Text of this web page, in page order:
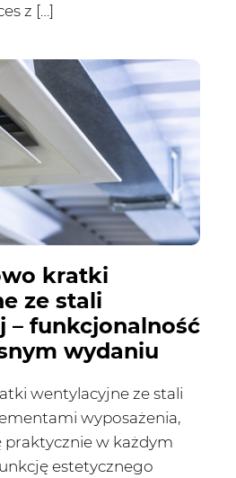
z […]
kratki
ze stali
– funkcjonalność
wydaniu
wentylacyjne ze stali
wyposażenia,
praktycznie w każdym
estetycznego